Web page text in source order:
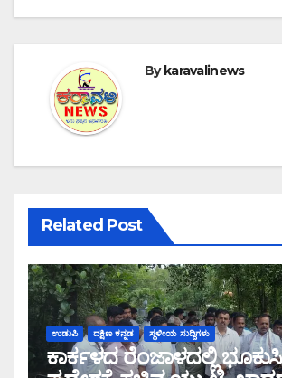
Bykaravalinews
Related Post
ಉಡುಪಿ ದಕ್ಷಿಣ ಕನ್ನಡ ಸ್ಥಳೀಯ ಸುದ್ದಿಗಳು
ಕಾರ್ಕಳದ ರೆಂಜಾಳದಲ್ಲಿ